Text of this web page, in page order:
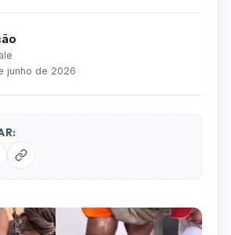
junho de 2026